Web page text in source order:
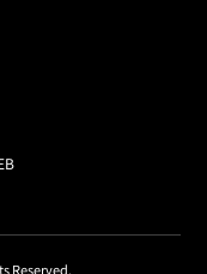
Reserved.